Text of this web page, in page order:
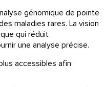
génomique de pointe
maladies rares. La vision
qui réduit
une analyse précise.
accessibles afin